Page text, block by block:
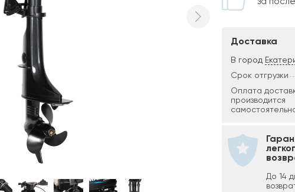
Доставка
В город
Срок отгрузки
Оплата
производится
До 14